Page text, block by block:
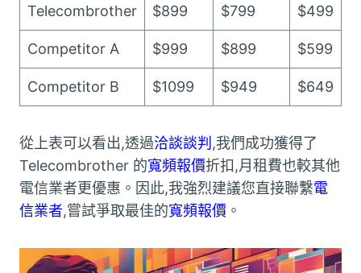
Telecombrother $899 $799 $499
Competitor A $999 $899 $599
Competitor B $1099 $949 $649
從上表可以看出,透過洽談談判 ,我們成功獲得了
Telecombrother 的寬頻報價折扣,月租費也較其他
電信業者更優惠。因此,我強烈建議您直接聯繫電
信業者,嘗試爭取最佳的寬頻報價 。